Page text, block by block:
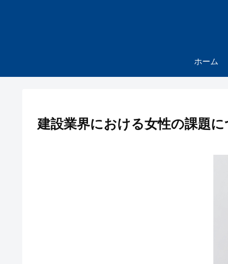
ホーム
建設業界における女性の課題